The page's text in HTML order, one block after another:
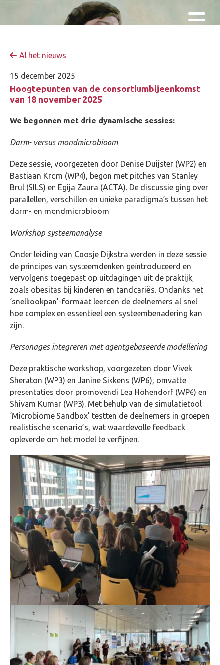
Skip and go to content
Directly to navigation
Al het nieuws
15 december 2025
Hoogtepunten van de consortiumbijeenkomst
van 18 november 2025
We begonnen met drie dynamische sessies:
Darm- versus mondmicrobioom
Deze sessie, voorgezeten door Denise Duijster (WP2) en
Bastiaan Krom (WP4), begon met pitches van Stanley
Brul (SILS) en Egija Zaura (ACTA). De discussie ging over
parallellen, verschillen en unieke paradigma’s tussen het
darm- en mondmicrobioom.
Workshop systeemanalyse
Onder leiding van Coosje Dijkstra werden in deze sessie
de principes van systeemdenken geïntroduceerd en
vervolgens toegepast op uitdagingen uit de praktijk,
zoals obesitas bij kinderen en tandcariës. Ondanks het
‘snelkookpan’-formaat leerden de deelnemers al snel
hoe complex en essentieel een systeembenadering kan
zijn.
Personages integreren met agentgebaseerde modellering
Deze praktische workshop, voorgezeten door Vivek
Sheraton (WP3) en Janine Sikkens (WP6), omvatte
presentaties door promovendi Lea Hohendorf (WP6) en
Shivam Kumar (WP3). Met behulp van de simulatietool
‘Microbiome Sandbox’ testten de deelnemers in groepen
realistische scenario’s, wat waardevolle feedback
opleverde om het model te verfijnen.